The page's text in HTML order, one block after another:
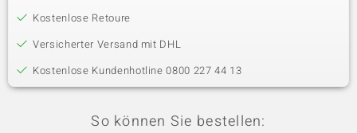
Kostenlose Retoure
Versicherter Versand mit DHL
Kostenlose Kundenhotline 0800 227 44 13
So können Sie bestellen: